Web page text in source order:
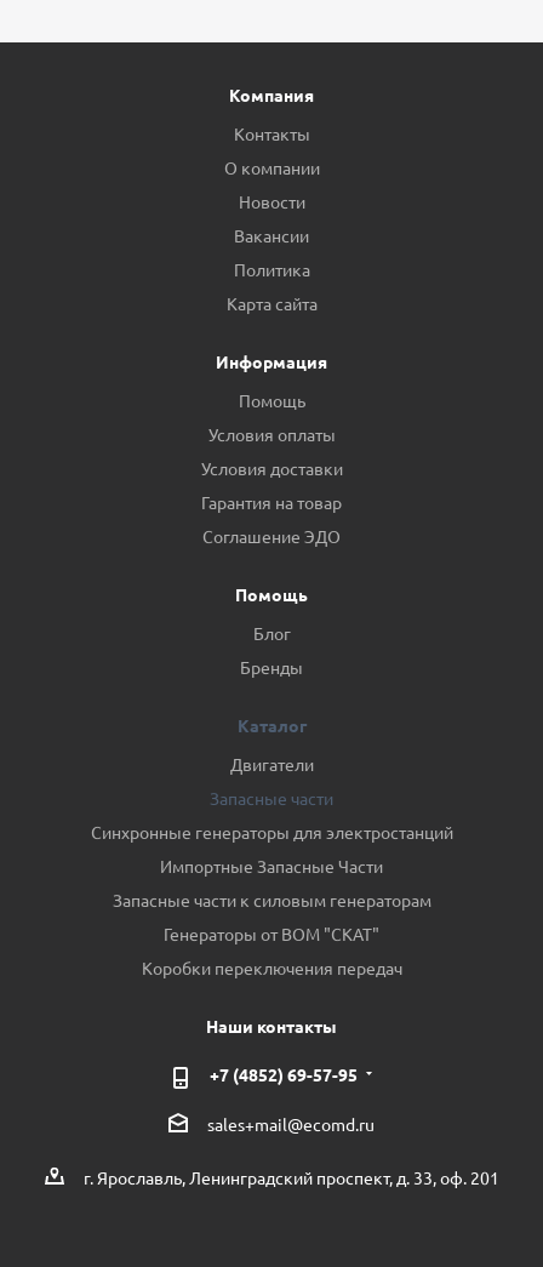
Компания
Контакты
О компании
Новости
Вакансии
Политика
Карта сайта
Информация
Помощь
Условия оплаты
Условия доставки
Гарантия на товар
Соглашение ЭДО
Помощь
Блог
Бренды
Каталог
Двигатели
Запасные части
Синхронные генераторы для электростанций
Импортные Запасные Части
Запасные части к силовым генераторам
Генераторы от ВОМ "СКАТ"
Коробки переключения передач
Наши контакты
+7 (4852) 69-57-95
sales+mail@ecomd.ru
г. Ярославль, Ленинградский проспект, д. 33, оф. 201